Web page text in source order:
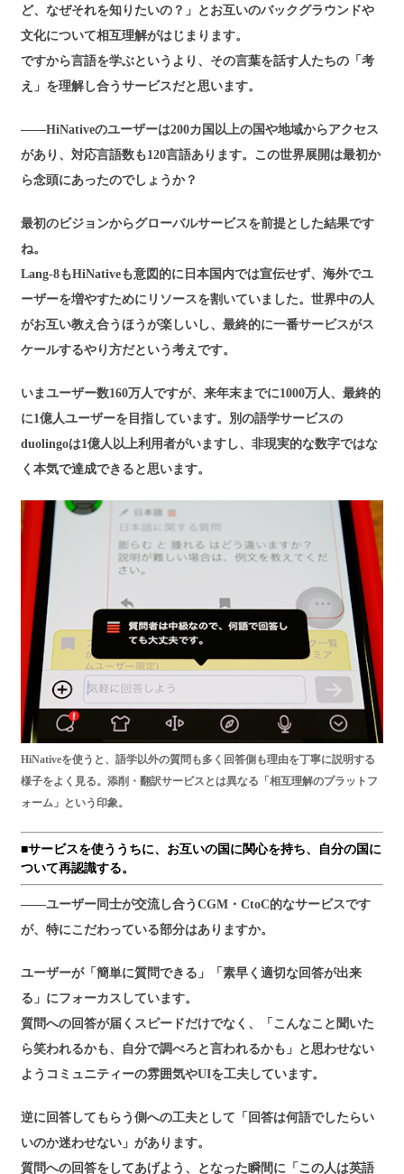
ど、なぜそれを知りたいの？」とお互いのバックグラウンドや
文化について相互理解がはじまります。
ですから言語を学ぶというより、その言葉を話す人たちの「考
え」を理解し合うサービスだと思います。
――HiNativeのユーザーは200カ国以上の国や地域からアクセス
があり、対応言語数も120言語あります。この世界展開は最初か
ら念頭にあったのでしょうか？
最初のビジョンからグローバルサービスを前提とした結果です
ね。
Lang-8もHiNativeも意図的に日本国内では宣伝せず、海外でユ
ーザーを増やすためにリソースを割いていました。世界中の人
がお互い教え合うほうが楽しいし、最終的に一番サービスがス
ケールするやり方だという考えです。
いまユーザー数160万人ですが、来年末までに1000万人、最終的
に1億人ユーザーを目指しています。別の語学サービスの
duolingoは1億人以上利用者がいますし、非現実的な数字ではな
く本気で達成できると思います。
HiNativeを使うと、語学以外の質問も多く回答側も理由を丁寧に説明する
様子をよく見る。添削・翻訳サービスとは異なる「相互理解のプラットフ
ォーム」という印象。
■サービスを使ううちに、お互いの国に関心を持ち、自分の国に
ついて再認識する。
――ユーザー同士が交流し合うCGM・CtoC的なサービスです
が、特にこだわっている部分はありますか。
ユーザーが「簡単に質問できる」「素早く適切な回答が出来
る」にフォーカスしています。
質問への回答が届くスピードだけでなく、「こんなこと聞いた
ら笑われるかも、自分で調べろと言われるかも」と思わせない
ようコミュニティーの雰囲気やUIを工夫しています。
逆に回答してもらう側への工夫として「回答は何語でしたらい
いのか迷わせない」があります。
質問への回答をしてあげよう、となった瞬間に「この人は英語